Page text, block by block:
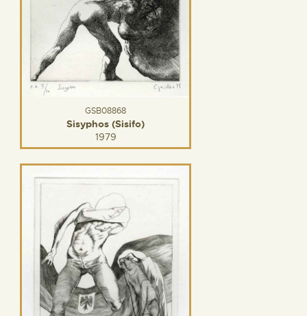
GSB08868
Sisyphos (Sisifo)
1979